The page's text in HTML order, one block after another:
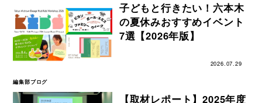
子どもと行きたい！六本木
の夏休みおすすめイベント
7選【2026年版】
2026.07.29
編集部ブログ
【取材レポート】2025年度